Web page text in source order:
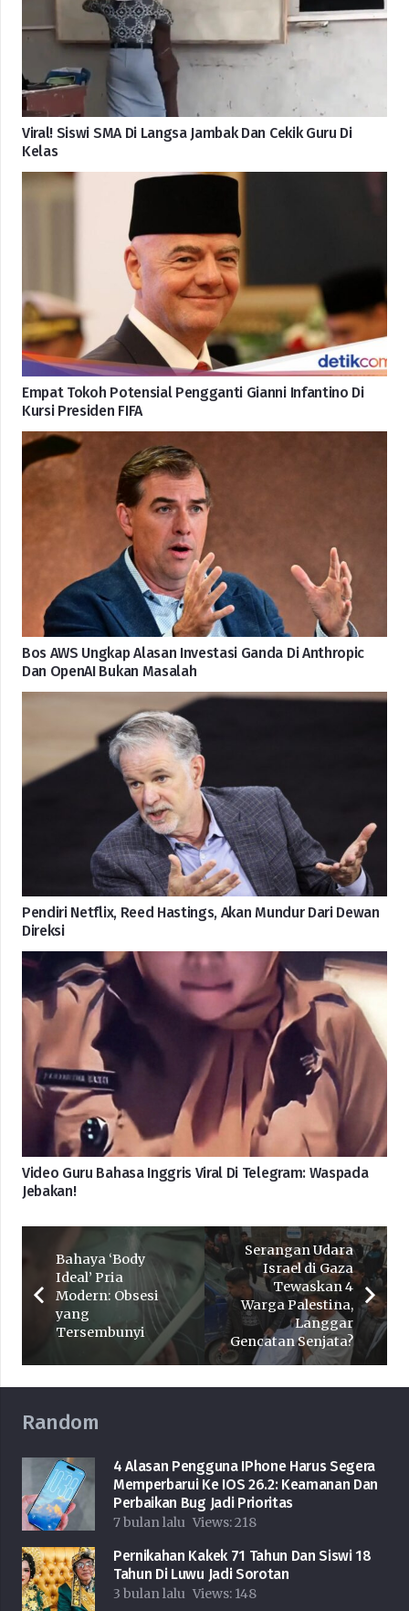
Viral! Siswi SMA Di Langsa Jambak Dan Cekik Guru Di
Kelas
Empat Tokoh Potensial Pengganti Gianni Infantino Di
Kursi Presiden FIFA
Bos AWS Ungkap Alasan Investasi Ganda Di Anthropic
Dan OpenAI Bukan Masalah
Pendiri Netflix, Reed Hastings, Akan Mundur Dari Dewan
Direksi
Video Guru Bahasa Inggris Viral Di Telegram: Waspada
Jebakan!
Bahaya ‘Body
Ideal’ Pria
Modern: Obsesi
yang
Tersembunyi
Serangan Udara
Israel di Gaza
Tewaskan 4
Warga Palestina,
Langgar
Gencatan Senjata?
Random
4 Alasan Pengguna IPhone Harus Segera
Memperbarui Ke IOS 26.2: Keamanan Dan
Perbaikan Bug Jadi Prioritas
7 bulan lalu Views:218
Pernikahan Kakek 71 Tahun Dan Siswi 18
Tahun Di Luwu Jadi Sorotan
3 bulan lalu Views: 148